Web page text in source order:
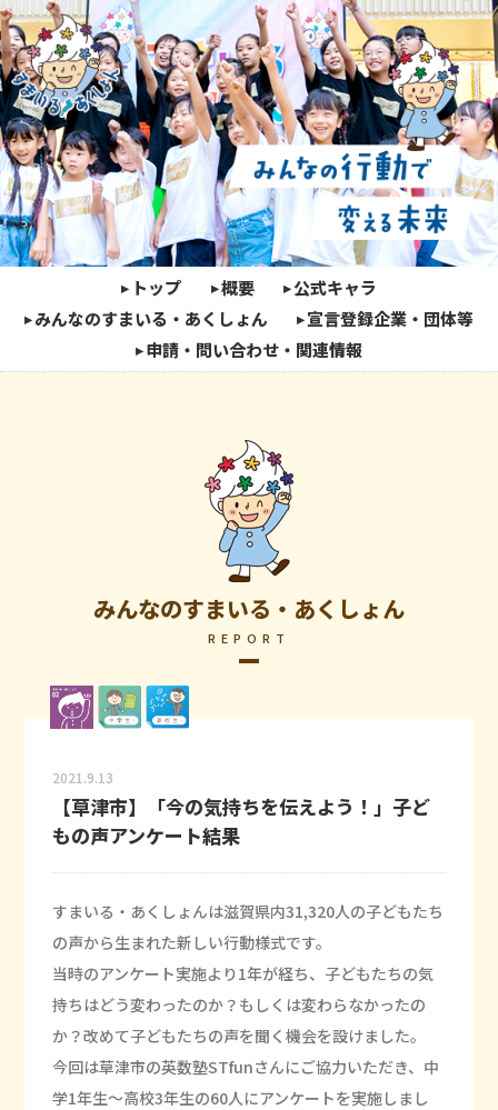
トップ 概要
公式キャラ
みんなのすまいる・あくしょん
宣言登録企業・団体等
申請・問い合わせ・関連情報
みんなのすまいる・あくしょん
REPORT
2021.9.13
【草津市】「今の気持ちを伝えよう！」子ど
もの声アンケート結果
すまいる・あくしょんは滋賀県内31,320人の子どもたち
の声から生まれた新しい行動様式です。
当時のアンケート実施より1年が経ち、子どもたちの気
持ちはどう変わったのか？もしくは変わらなかったの
か？改めて子どもたちの声を聞く機会を設けました。
今回は草津市の英数塾STfunさんにご協力いただき、中
学1年生～高校3年生の60人にアンケートを実施しまし